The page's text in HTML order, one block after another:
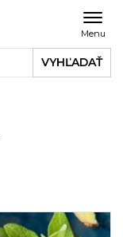
Menu
VYHĽADAŤ